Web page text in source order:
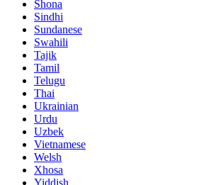
Shona
Sindhi
Sundanese
Swahili
Tajik
Tamil
Telugu
Thai
Ukrainian
Urdu
Uzbek
Vietnamese
Welsh
Xhosa